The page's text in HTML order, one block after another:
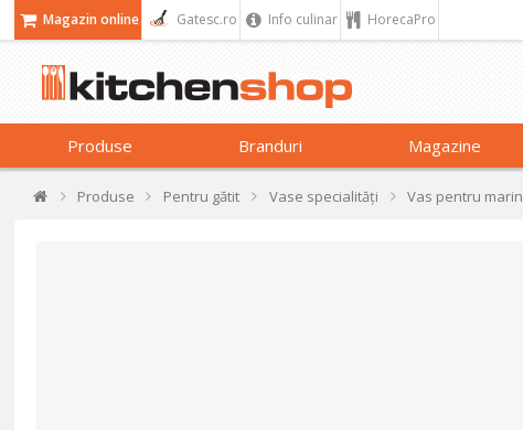
Magazin online Gatesc.ro Info culinar HorecaPro
Produse Branduri Magazine
Produse Pentru gătit Vase specialități Vas pentru